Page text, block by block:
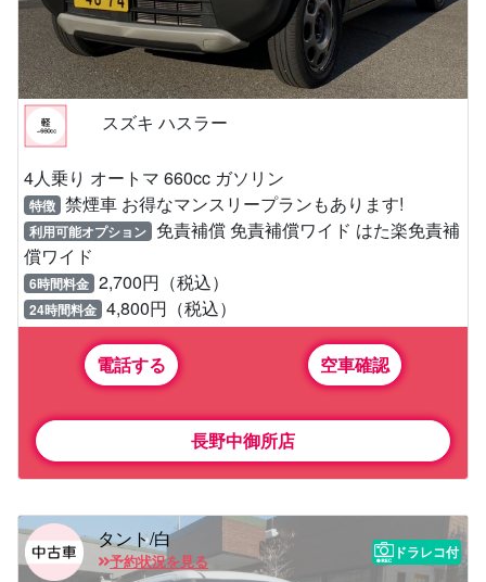
スズキ ハスラー
4人乗り オートマ 660cc ガソリン
特徴 禁煙車 お得なマンスリープランもあります!
利用可能オプション 免責補償 免責補償ワイド はた楽免責補
償ワイド
6時間料金 2,700円（税込）
24時間料金 4,800円（税込）
電話する 空車確認
長野中御所店
タント/白
予約状況を見る
ドラレコ付